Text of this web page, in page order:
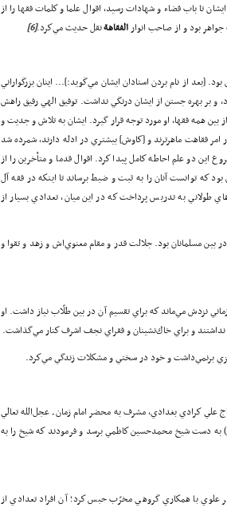
تا باب قضاء و شهادات رسيد، اقوال علما و كلمات فقها را از
جواهر بود و از صاحب انوارالفقاهةنقل حديث مي‌كرد.[6]
[بعد از نام بردن استادان ايشان مي‌گويد:]... اينان بزرگواراني
بر بهره جستن از ايشان درنگي نداشت. توفيق الهي رفيق راهش
بين همه فقها، او مورد توجه قرار گيرد. ايشان به تلاش و جديت و
امر فقاهت ماهرترند و [كاوش] بيشتري در ادله دارند، شمرده شد
اين دو علم احاطه كامل پيدا كرد. ‌اقوال قدما و متأخرين را از
كه توانست آنان را به ثبت و ضبط برساند تا اينكه در فقه آل
طولاني به تدريس پرداخت كه در اين ميان، تعدادي بسيار از
مسلمانان بود. جلالت قدر و مقام معنوي‌اش و زهد و تقوا و
نزدش مي‌ماند كه براي تقسيم آن در بين طلّاب نياز داشت. او
نداشتند و براي خاك‌نشينان و فقراي نجف اشرف كنار مي‌گذاشت.
چيزي برنمي‌داشت و خود در سختي و مشكلات زندگي مي‌كرد.
كرادي بغدادي، مشرف به محضر امام زمان ـ عجل‌الله تعالي
به دست شيخ محمدحسين كاظمي برسد و فرمودند كه شيخ را به
علوي با همكاري گروهي مخرّب حبس كرد؛ آن افراد تعدادي از